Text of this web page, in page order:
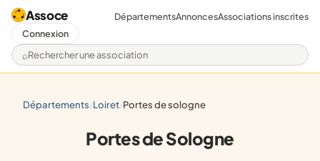
Assoce
Rechercher une association
DépartementsAnnoncesAssociations inscrites
Connexion
départements/ loiret/ portes de sologne
Portes de Sologne